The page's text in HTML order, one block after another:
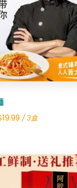
19.99Current
$19.99.
/ 3盒
Share